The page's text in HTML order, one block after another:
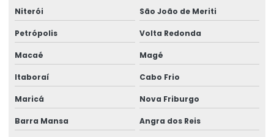
Assistência técnica para perícias de insalubridade e
periculosidade
Assistência técnica em perícias judiciais
Assistente técnico em ergonomia
Assistente técnico médico
Assistente técnico perícia médica judicial
Niterói São João de Meriti
Petrópolis Volta Redonda
Macaé Magé
Itaboraí Cabo Frio
Maricá Nova Friburgo
Barra Mansa Angra dos Reis